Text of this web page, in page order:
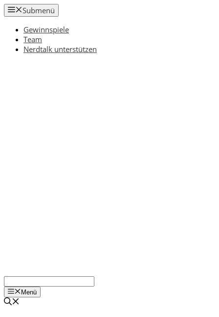
Zum
Inhalt
springen
Submenü
Gewinnspiele
Team
Nerdtalk unterstützen
Menü